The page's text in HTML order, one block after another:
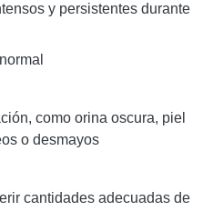
y persistentes durante
como orina oscura, piel
o desmayos
cantidades adecuadas de